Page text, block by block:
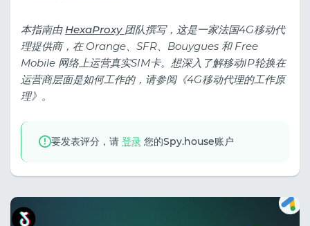
本指南由 HexaProxy 团队撰写，这是一家法国4G移动代
理提供商，在 Orange、SFR、Bouygues 和 Free
Mobile 网络上运营真实SIM卡。想深入了解移动IP轮换在
运营商层面是如何工作的，请参阅《4G移动代理的工作原
理》。
要发表评分，请 登录 您的Spy.house账户